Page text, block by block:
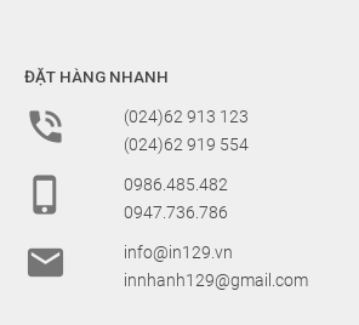
ĐẶT HÀNG NHANH

(024)62 913 123
(024)62 919 554

0986.485.482
0947.736.786

info@in129.vn
innhanh129@gmail.com